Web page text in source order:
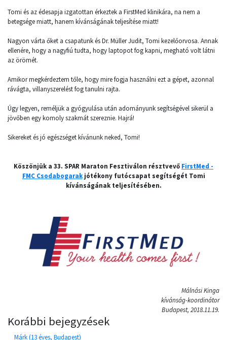
Tomi és az édesapja izgatottan érkeztek a FirstMed klinikára, na nem a
betegsége miatt, hanem kívánságának teljesítése miatt!
Nagyon várta őket a csapatunk és Dr. Müller Judit, Tomi kezelőorvosa. Annak
ellenére, hogy a nagyfiú tudta, hogy laptopot fog kapni, megható volt látni
az örömét.
Amikor megkérdeztem tőle, hogy mire fogja használni ezt a gépet, azonnal
rávágta, villanyszerelést fog tanulni rajta.
Úgy legyen, reméljük a gyógyulása után adományunk segítségével sikerül a
jövőben egy komoly szakmát szereznie. Hajrá!
Sikereket és jó egészséget kívánunk neked, Tomi!
Köszönjük a 33. SPAR Maraton Fesztiválon résztvevő FirstMed -
FMC Csodabogarakjótékony futócsapat segítségét Tomi
kívánságának teljesítésében.
Málnási Kinga
kívánság-koordinátor
Budapest, 2018.11.19.
Korábbi bejegyzések
Márk (13 éves, Budapest)